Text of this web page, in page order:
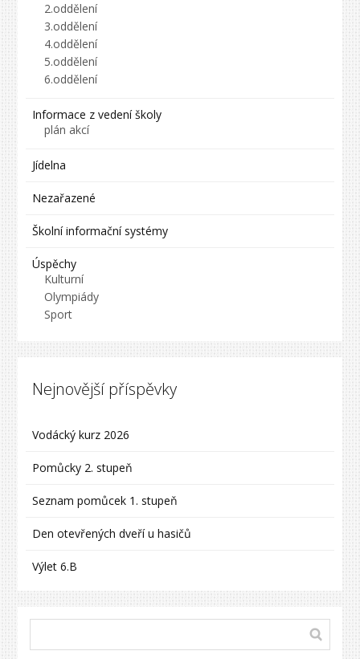
2.oddělení
3.oddělení
4.oddělení
5.oddělení
6.oddělení
Informace z vedení školy
plán akcí
Jídelna
Nezařazené
Školní informační systémy
Úspěchy
Kulturní
Olympiády
Sport
Nejnovější příspěvky
Vodácký kurz 2026
Pomůcky 2. stupeň
Seznam pomůcek 1. stupeň
Den otevřených dveří u hasičů
Výlet 6.B